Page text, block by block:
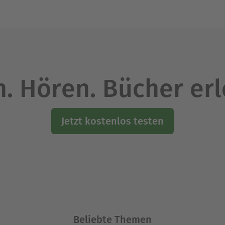
Hören. Bücher
Jetzt kostenlos testen
Beliebte Themen